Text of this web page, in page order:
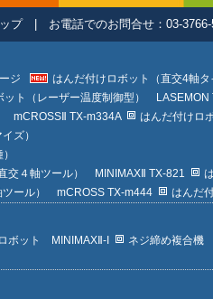
ップ | お電話でのお問合せ：03-
ジ
はんだ付けロボット（直交4軸
ット（レーザー温度制御型） LASEMON
mCROSSⅡ TX-m334A
はんだ付けロ
ズ）
交４軸ツール） MINIMAXⅡ TX-821
ツール） mCROSS TX-m444
はんだ
ボット MINIMAXⅡ-I
ネジ締め複合機